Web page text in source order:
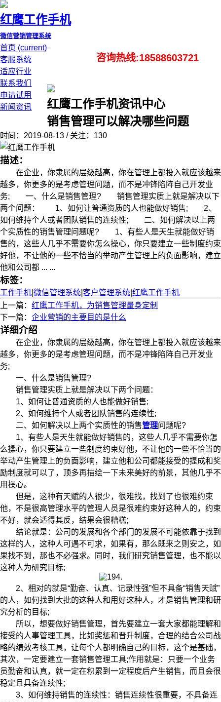
红鹰工作手机
微信营销管理系统
首页 (current)
客服系统
适应行业
联系我们
申请试用
新闻资讯
咨询热线:18588603721
红鹰工作手机资讯中心
销售管理可以解决哪些问题
时间：2019-08-13 / 关注：130
描述：
在企业，你隶属的层级越高，你在管理上都投入就应该越来
越多，你更多的是考虑管理问题，而不是冲锋陷阵自己开发业
务; 一、什么是销售管理? 销售管理实质上就是解决以下
两个问题： 1、如何让普通资质的人也能做好销售; 2、
如何维持个人或者团队销售的连续性; 二、如何解决以上两
个实质性的销售管理问题呢? 1、有些人是天生就能做好销
售的，这些人几乎不需要你怎么操心，你只要建立一些制度约束
好他，不让他的一些不恰当的举动产生管理上的负面影响，建立
他和公司都 ... ...
标签：
工作手机 微信管理系统 客户管理系统 红鹰工作手机
上一篇： 红鹰工作手机，为销售管理量身定制
下一篇： 企业营销的主要目的是什么
详细介绍
在企业，你隶属的层级越高，你在管理上都投入就应该越来
越多，你更多的是考虑管理问题，而不是冲锋陷阵自己开发业
务;
一、什么是销售管理?
销售管理实质上就是解决以下两个问题：
1、如何让普通资质的人也能做好销售;
2、如何维持个人或者团队销售的连续性;
二、如何解决以上两个实质性的销售管理问题呢?
1、有些人是天生就能做好销售的，这些人几乎不需要你怎
么操心，你只要建立一些制度约束好他，不让他的一些不恰当的
举动产生管理上的负面影响，建立他和公司都能接受的提成和奖
励制度就可以了，顶多再描绘一下未来美好的前景，其他几乎不
用操心。
但是，这种有天赋的人很少，很难找，找到了也很难约束
他，不是很高管理水平的管理人员是很难约束好这种人的，约束
不好，就会适得其反，结果会很糟糕;
结论就是：公司的发展和各个部门的发展不可能依靠于找到
这样的人，这种人可遇不可求，如果有，那么既来之则安之，如
果找不到，那也不必强求。同时，我们研究销售管理，也不能以
这种人为研究目标;
2、相对的就是“勤奋、认真、记录性强”但不具备“销售天赋”
的人，如何找到大批的这种人和用好这种人，才是销售管理和研
究分析的目标;
所以，想要做好销售管理，首先要建立一套大家都能理解和
接受的人事管理工具，比如奖惩和晋升制度，合理的结合公司战
略的绩效考核工具，让每个人都明确自己的目标，这个是基础，
其次，一定要建立一套销售管理工具;作用就是：只要一个业务
员勤奋和认真，就一定在积累到一定程度后产生销售，而且会很
稳定且具备连续性;
3、如何维持销售的连续性：销售连续性很重要，不具备连